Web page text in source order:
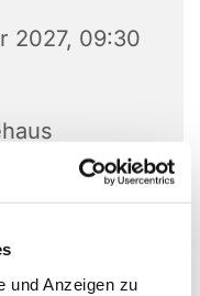
und Anzeigen zu
2027, 09:30
Str. 320,